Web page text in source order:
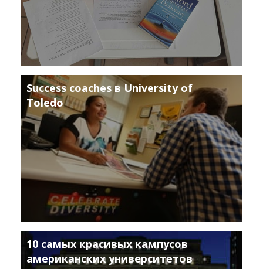
Success coaches в University of
Toledo
10 самых красивых кампусов
американских университетов